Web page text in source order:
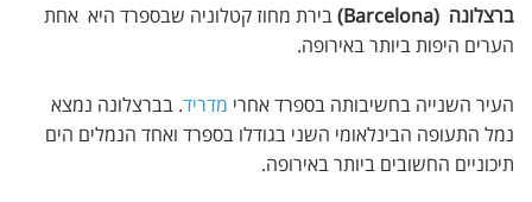
ברצלונה (Barcelona)
בירת מחוז קטלוניה שבספרד היא אחת
הערים היפות ביותר באירופה.
העיר השנייה בחשיבותה בספרד אחרי מדריד. בברצלונה נמצא
נמל התעופה הבינלאומי השני בגודלו בספרד ואחד הנמלים הים
תיכוניים החשובים ביותר באירופה.